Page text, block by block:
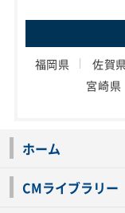
福岡県 佐賀
宮崎県
ホーム
CMライブラリー